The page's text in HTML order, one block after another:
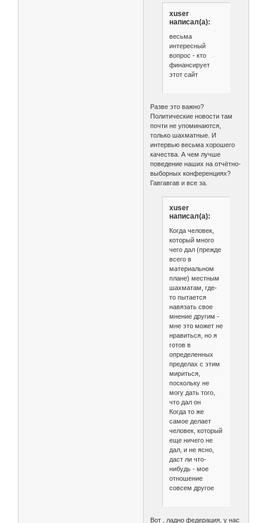
xuser
написал(а):
весьма
интересный
вопрос - кто
финансирует
этот сайт
Разве это важно?
Политические новости там
почти не упоминаются,
только шахматные. И
интервью весьма хорошего
качества. А чем лучше
поведение наших на отчётно-
выборных конференциях?
Гавгавгав и все за.
xuser
написал(а):
Когда человек,
который много
чего дал (прежде
всего в
материальном
плане) местным
шахматам, где-
то пытается
навязать свое
мнение другим -
мне это может не
нравиться, но я
готов в
определенных
пределах с этим
мириться,
поскольку не
могу дать того,
что дал он
Когда то же
самое делает
человек, который
еще ничего не
дал, и не ясно,
даст ли что-
нибудь - мое
отношение
совсем другое
Вот , ладно федерация, у нас